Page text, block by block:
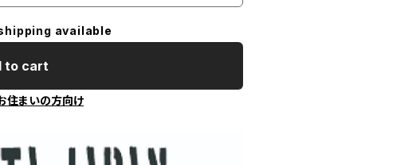
available
to cart
住まいの方向け